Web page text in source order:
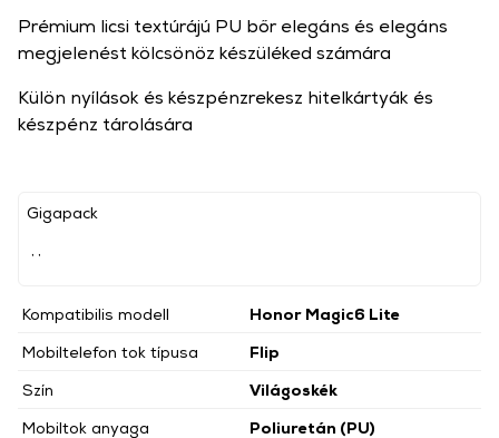
Gigapack
Kompatibilis modell
Honor Magic6 Lite
Mobiltelefon tok típusa
Flip
Szín
Világoskék
Mobiltok anyaga
Poliuretán (PU)
Prémium licsi textúrájú PU bőr elegáns és elegáns
megjelenést kölcsönöz készüléked számára
Külön nyílások és készpénzrekesz hitelkártyák és
készpénz tárolására